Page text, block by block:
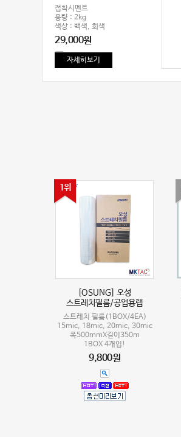
접착시멘트
용량 : 2kg
색상 : 백색, 회색
29,000원
자세히보기
1위
[OSUNG] 오성
스트레치필름/공업용랩
스트레치 필름(1BOX/4EA)
15mic, 18mic, 20mic, 30mic
폭500mmX길이350m
1BOX 4개입!
9,800원